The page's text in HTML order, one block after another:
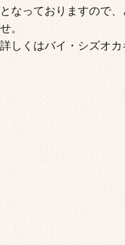
となっておりますので
せ。
詳しくはバイ・シズオカ